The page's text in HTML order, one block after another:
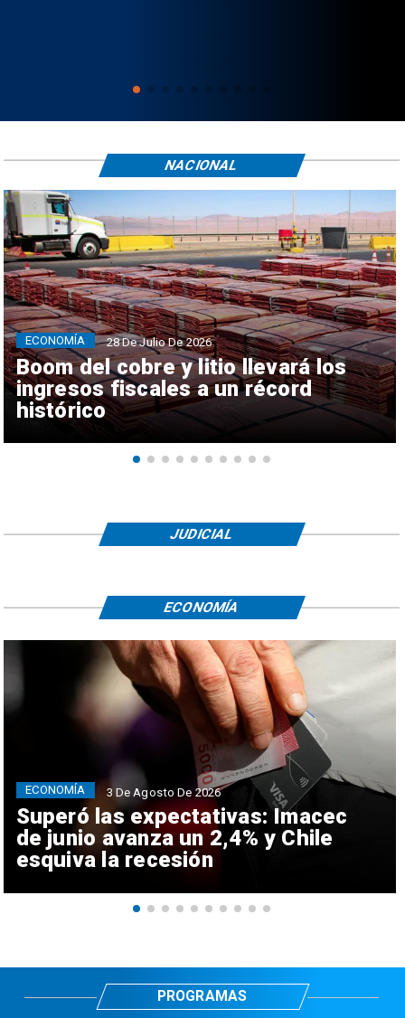
Boom del cobre y litio llevará los
ingresos fiscales a un récord
histórico
ECONOMÍA 28 De Julio De 2026
NACIONAL
JUDICIAL
Superó las expectativas: Imacec
de junio avanza un 2,4% y Chile
esquiva la recesión
ECONOMÍA 3 De Agosto De 2026
ECONOMÍA
PROGRAMAS